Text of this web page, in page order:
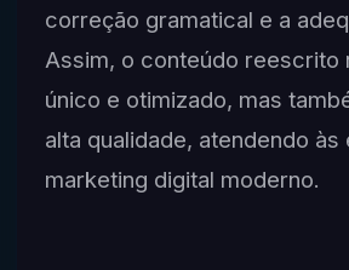
correção gramatical e a
Assim, o conteúdo reescrito
único e otimizado, mas
alta qualidade, atendendo
marketing digital moderno.